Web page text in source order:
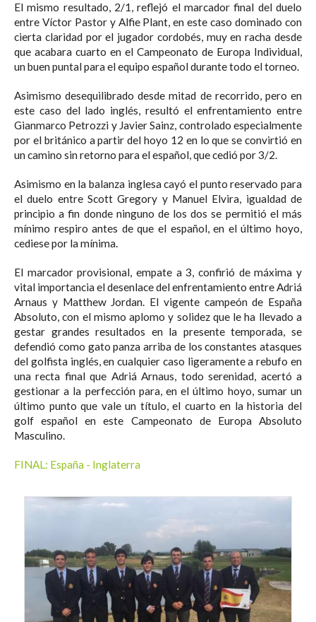
El mismo resultado, 2/1, reflejó el marcador final del duelo
entre Víctor Pastor y Alfie Plant, en este caso dominado con
cierta claridad por el jugador cordobés, muy en racha desde
que acabara cuarto en el Campeonato de Europa Individual,
un buen puntal para el equipo español durante todo el torneo.
Asimismo desequilibrado desde mitad de recorrido, pero en
este caso del lado inglés, resultó el enfrentamiento entre
Gianmarco Petrozzi y Javier Sainz, controlado especialmente
por el británico a partir del hoyo 12 en lo que se convirtió en
un camino sin retorno para el español, que cedió por 3/2.
Asimismo en la balanza inglesa cayó el punto reservado para
el duelo entre Scott Gregory y Manuel Elvira, igualdad de
principio a fin donde ninguno de los dos se permitió el más
mínimo respiro antes de que el español, en el último hoyo,
cediese por la mínima.
El marcador provisional, empate a 3, confirió de máxima y
vital importancia el desenlace del enfrentamiento entre Adriá
Arnaus y Matthew Jordan. El vigente campeón de España
Absoluto, con el mismo aplomo y solidez que le ha llevado a
gestar grandes resultados en la presente temporada, se
defendió como gato panza arriba de los constantes atasques
del golfista inglés, en cualquier caso ligeramente a rebufo en
una recta final que Adriá Arnaus, todo serenidad, acertó a
gestionar a la perfección para, en el último hoyo, sumar un
último punto que vale un título, el cuarto en la historia del
golf español en este Campeonato de Europa Absoluto
Masculino.
FINAL: España - Inglaterra